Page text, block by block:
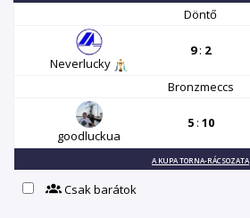
Döntő
Neverlucky
9: 2
Bronzmeccs
goodluckua
5: 10
A KUPA TORNA-RÁCSOZATA
Csak barátok